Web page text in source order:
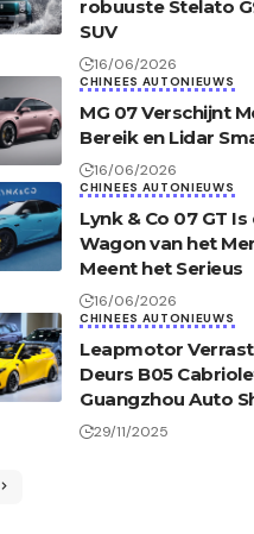
robuuste Stelato
SUV
16/06/2026
CHINEES AUTONIEUWS
MG 07 Verschijnt
Bereik en Lidar
16/06/2026
CHINEES AUTONIEUWS
Lynk & Co 07 GT
Wagon van het
Meent het Serieus
16/06/2026
CHINEES AUTONIEUWS
Leapmotor
Deurs B05
Guangzhou Auto
29/11/2025